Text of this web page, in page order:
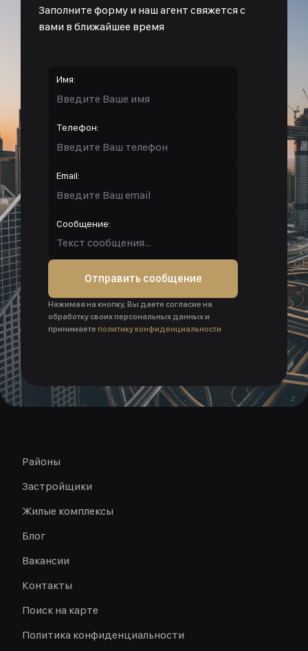
Заполните форму и наш агент свяжется с
вами в ближайшее время
Имя:
Телефон:
Email:
Сообщение:
Отправить сообщение
Нажимая на кнопку, Вы даете согласие на
обработку своих персональных данных и
принимаете политику конфиденциальности
Районы
Застройщики
Жилые комплексы
Блог
Вакансии
Контакты
Поиск на карте
Политика конфиденциальности